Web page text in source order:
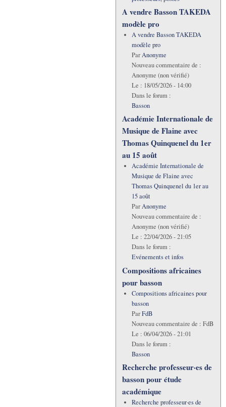
A vendre Basson TAKEDA
modèle pro
A vendre Basson TAKEDA
modèle pro
ParAnonyme
Nouveau commentaire de :
Anonyme (non vérifié)
Le : 18/05/2026 - 14:00
Dans le forum :
Basson
Académie Internationale de
Musique de Flaine avec
Thomas Quinquenel du 1er
au 15 août
Académie Internationale de
Musique de Flaine avec
Thomas Quinquenel du 1er au
15 août
ParAnonyme
Nouveau commentaire de :
Anonyme (non vérifié)
Le : 22/04/2026 - 21:05
Dans le forum :
Evénements et infos
Compositions africaines
pour basson
Compositions africaines pour
basson
ParFdB
Nouveau commentaire de : FdB
Le : 06/04/2026 - 21:01
Dans le forum :
Basson
Recherche professeur·es de
basson pour étude
académique
Recherche professeur·es de